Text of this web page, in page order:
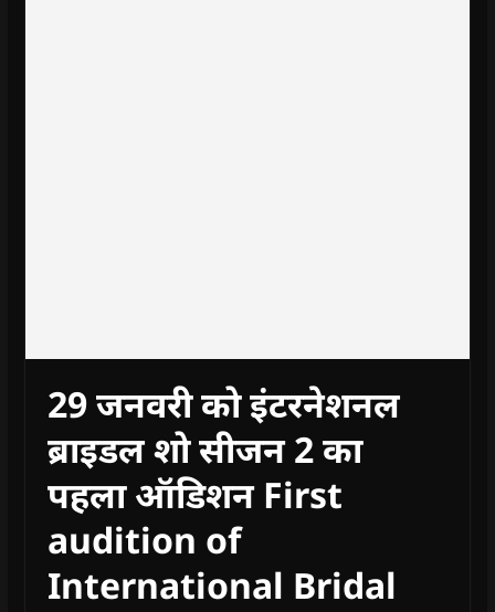
29 जनवरी को इंटरनेशनल
ब्राइडल शो सीजन 2 का
पहला ऑडिशन First
audition of
International Bridal